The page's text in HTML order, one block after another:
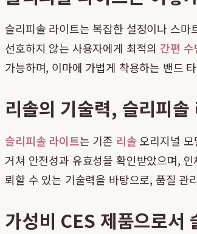
슬리피솔 라이트는 복잡한 설정이나 스
선호하지 않는 사용자에게 최적의간편 수
가능하며, 이마에 가볍게 착용하는 밴드
리솔의 기술력, 슬리피
슬리피솔 라이트는 기존 리솔오리지널 모
거쳐 안전성과 유효성을 확인받았으며,
뢰할 수 있는 기술력을 바탕으로, 품질 관
가성비 CES 제품으로서